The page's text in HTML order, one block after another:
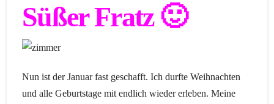
Süßer Fratz 🙂
Nun ist der Januar fast geschafft. Ich durfte Weihnachten
und alle Geburtstage mit endlich wieder erleben. Meine